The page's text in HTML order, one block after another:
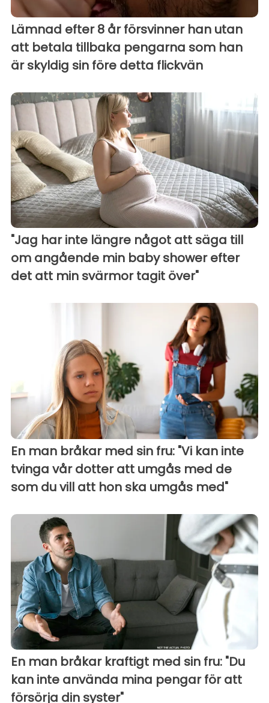
Lämnad efter 8 år försvinner han utan
att betala tillbaka pengarna som han
är skyldig sin före detta flickvän
"Jag har inte längre något att säga till
om angående min baby shower efter
det att min svärmor tagit över"
En man bråkar med sin fru: "Vi kan inte
tvinga vår dotter att umgås med de
som du vill att hon ska umgås med"
En man bråkar kraftigt med sin fru: "Du
kan inte använda mina pengar för att
försörja din syster"